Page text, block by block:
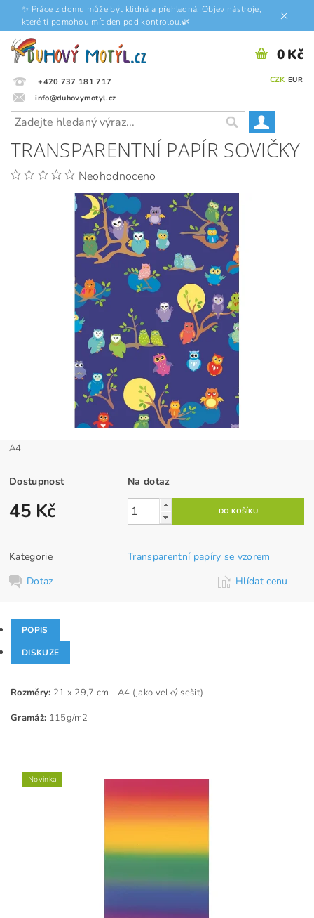
✨ Práce z domu může být klidná a přehledná. Objev nástroje,
které ti pomohou mít den pod kontrolou.🌿
+420 737 181 717
info@duhovymotyl.cz
CZK EUR
0 Kč
TRANSPARENTNÍ PAPÍR SOVIČKY
Neohodnoceno
A4
Dostupnost Na dotaz
45 Kč
Kategorie
Transparentní papíry se vzorem
Dotaz
Hlídat cenu
POPIS
DISKUZE
Rozměry: 21 x 29,7 cm - A4 (jako velký sešit)
Gramáž: 115g/m2
Novinka